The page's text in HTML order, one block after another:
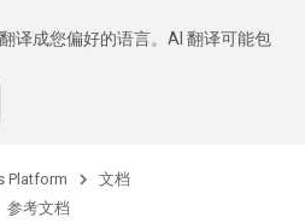
译成您偏好的语言。AI 翻译可能包
Platform
文档
参考文档